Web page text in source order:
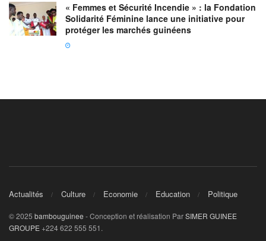
« Femmes et Sécurité Incendie » : la Fondation
Solidarité Féminine lance une initiative pour
protéger les marchés guinéens
Actualités Culture Economie Education Politique
© 2025 bambouguinee - Conception et réalisation ParSIMER GUINEE
GROUPE +224 622 555 551.